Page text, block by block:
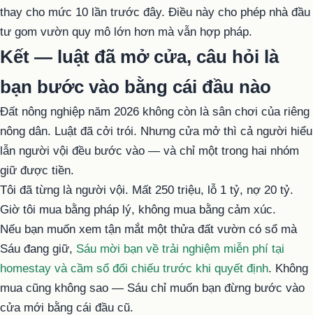
thay cho mức 10 lần trước đây. Điều này cho phép nhà đầu
tư gom vườn quy mô lớn hơn mà vẫn hợp pháp.
Kết — luật đã mở cửa, câu hỏi là
bạn bước vào bằng cái đầu nào
Đất nông nghiệp năm 2026 không còn là sân chơi của riêng
nông dân. Luật đã cởi trói. Nhưng cửa mở thì cả người hiểu
lẫn người vội đều bước vào — và chỉ một trong hai nhóm
giữ được tiền.
Tôi đã từng là người vội. Mất 250 triệu, lỗ 1 tỷ, nợ 20 tỷ.
Giờ tôi mua bằng pháp lý, không mua bằng cảm xúc.
Nếu bạn muốn xem tận mắt một thửa đất vườn có sổ mà
Sáu đang giữ, Sáu mời bạn về trải nghiệm miễn phí tại
homestay và cầm sổ đối chiếu trước khi quyết định. Không
mua cũng không sao — Sáu chỉ muốn bạn đừng bước vào
cửa mới bằng cái đầu cũ.